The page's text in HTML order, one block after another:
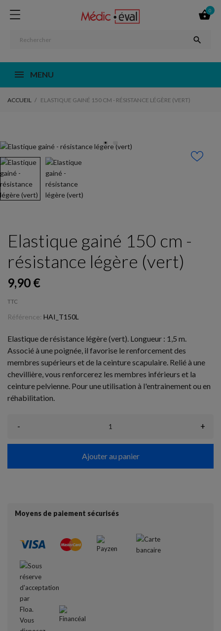

0

MENU
ACCUEIL ELASTIQUE GAINÉ 150 CM - RÉSISTANCE LÉGÈRE (VERT)
Elastique gainé 150 cm -
résistance légère (vert)
9,90 €
TTC
Référence: HAI_T150L
Elastique de résistance légère (vert). Longueur : 1,5 m.
Associé à une poignée, il favorise le renforcement des
membres supérieurs et de la ceinture scapulaire. Relié à une
chevillière, vous renforcerez les membres inférieurs et la
ceinture pelvienne. Pour une utilisation à l'entrainement ou en
réhabilitation.
- +
Ajouter au panier
Moyens de paiement sécurisés